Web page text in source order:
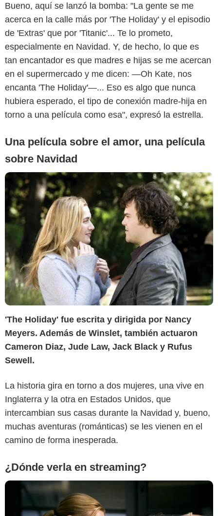
Bueno, aquí se lanzó la bomba: "La gente se me
acerca en la calle más por 'The Holiday' y el episodio
de 'Extras' que por 'Titanic'... Te lo prometo,
especialmente en Navidad. Y, de hecho, lo que es
tan encantador es que madres e hijas se me acercan
en el supermercado y me dicen: —Oh Kate, nos
encanta 'The Holiday'—... Eso es algo que nunca
hubiera esperado, el tipo de conexión madre-hija en
torno a una película como esa", expresó la estrella.
Una película sobre el amor, una película
sobre Navidad
United International Pictures (UIP)
'The Holiday' fue escrita y dirigida por Nancy
Meyers. Además de Winslet, también actuaron
Cameron Diaz, Jude Law, Jack Black y Rufus
Sewell.
La historia gira en torno a dos mujeres, una vive en
Inglaterra y la otra en Estados Unidos, que
intercambian sus casas durante la Navidad y, bueno,
muchas aventuras (románticas) se les vienen en el
camino de forma inesperada.
¿Dónde verla en streaming?
Fotogramas